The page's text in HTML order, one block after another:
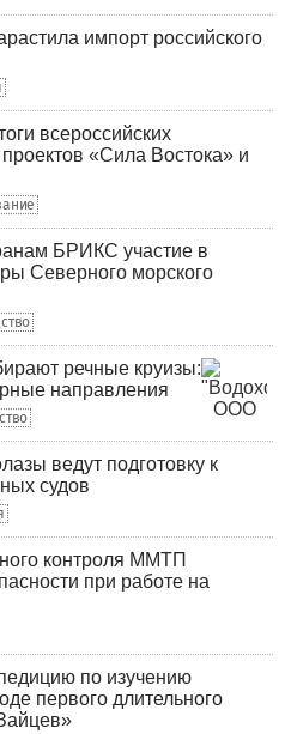
импорт российского
всероссийских
«Сила Востока» и
БРИКС участие в
Северного морского
речные круизы:
направления
ведут подготовку к
судов
контроля ММТП
при работе на
по изучению
первого длительного